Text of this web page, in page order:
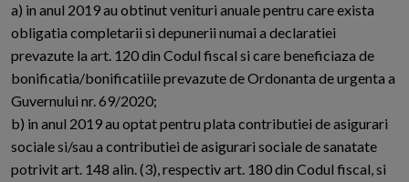
a) in anul 2019 au obtinut venituri anuale pentru care exista
obligatia completarii si depunerii numai a declaratiei
prevazute la art. 120 din Codul fiscal si care beneficiaza de
bonificatia/bonificatiile prevazute de Ordonanta de urgenta a
Guvernului nr. 69/2020;
b) in anul 2019 au optat pentru plata contributiei de asigurari
sociale si/sau a contributiei de asigurari sociale de sanatate
potrivit art. 148 alin. (3), respectiv art. 180 din Codul fiscal, si